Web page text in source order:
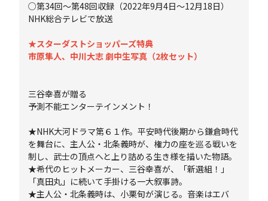
○第34回～第48回収録（2022年9月4日～12月18日）
NHK総合テレビで放送
★スターダストショッパーズ特典
市原隼人、中川大志 劇中生写真（2枚セット）
三谷幸喜が贈る
予測不能エンターテインメント！
★NHK大河ドラマ第６１作。平安時代後期から鎌倉時代
を舞台に、主人公・北条義時が、権力の座を巡る戦いを
制し、武士の頂点へと上り詰める生き様を描いた物語。
★希代のヒットメーカー、三谷幸喜が、「新選組！」
「真田丸」に続いて手掛ける一大叙事詩。
★主人公・北条義時は、小栗旬が演じる。音楽はエバ